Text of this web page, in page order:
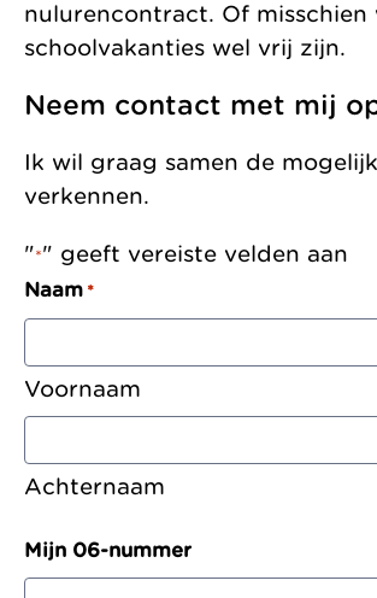
nulurencontract. Of misschien
schoolvakanties wel vrij zijn.
Neem contact met mij
Ik wil graag samen de
verkennen.
"*" geeft vereiste velden aan
Naam *
Voornaam
Achternaam
Mijn 06-nummer